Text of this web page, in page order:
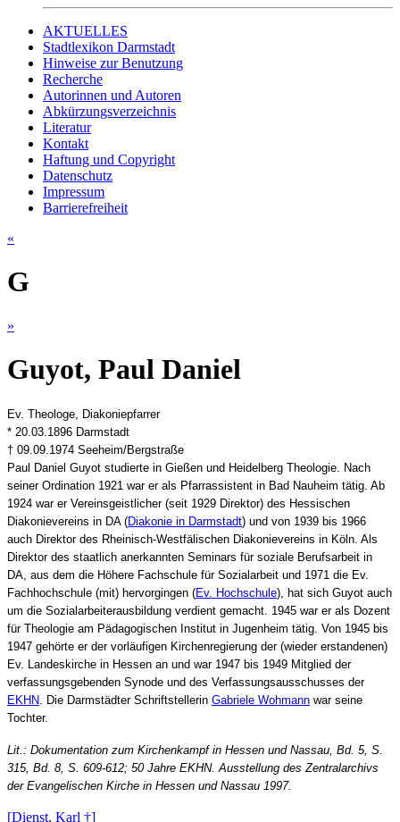
AKTUELLES
Stadtlexikon Darmstadt
Hinweise zur Benutzung
Recherche
Autorinnen und Autoren
Abkürzungsverzeichnis
Literatur
Kontakt
Haftung und Copyright
Datenschutz
Impressum
Barrierefreiheit
«
G
»
Guyot, Paul Daniel
Ev. Theologe, Diakoniepfarrer
* 20.03.1896 Darmstadt
† 09.09.1974 Seeheim/Bergstraße
Paul Daniel Guyot studierte in Gießen und Heidelberg Theologie. Nach
seiner Ordination 1921 war er als Pfarrassistent in Bad Nauheim tätig. Ab
1924 war er Vereinsgeistlicher (seit 1929 Direktor) des Hessischen
Diakonievereins in DA (Diakonie in Darmstadt) und von 1939 bis 1966
auch Direktor des Rheinisch-Westfälischen Diakonievereins in Köln. Als
Direktor des staatlich anerkannten Seminars für soziale Berufsarbeit in
DA, aus dem die Höhere Fachschule für Sozialarbeit und 1971 die Ev.
Fachhochschule (mit) hervorgingen (Ev. Hochschule), hat sich Guyot auch
um die Sozialarbeiterausbildung verdient gemacht. 1945 war er als Dozent
für Theologie am Pädagogischen Institut in Jugenheim tätig. Von 1945 bis
1947 gehörte er der vorläufigen Kirchenregierung der (wieder erstandenen)
Ev. Landeskirche in Hessen an und war 1947 bis 1949 Mitglied der
verfassungsgebenden Synode und des Verfassungsausschusses der
EKHN . Die Darmstädter Schriftstellerin Gabriele Wohmann war seine
Tochter.
Lit.: Dokumentation zum Kirchenkampf in Hessen und Nassau, Bd. 5, S.
315, Bd. 8, S. 609-612; 50 Jahre EKHN. Ausstellung des Zentralarchivs
der Evangelischen Kirche in Hessen und Nassau 1997.
[Dienst, Karl †]